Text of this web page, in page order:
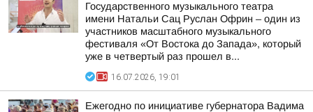
Государственного музыкального театра
имени Натальи Сац Руслан Офрин – один из
участников масштабного музыкального
фестиваля «От Востока до Запада», который
уже в четвертый раз прошел в...
16.07.2026, 19:01
Ежегодно по инициативе губернатора Вадима